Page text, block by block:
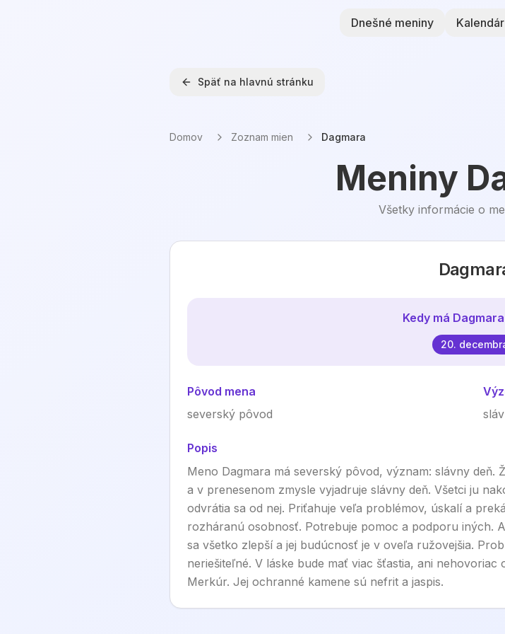
Dnešné meniny Kalendár
Späť na hlavnú stránku
Domov Zoznam mien Dagmara
Meniny
Všetky informácie o
Kedy má Dagmara
20.
Pôvod mena
severský pôvod
Popis
Meno Dagmara má severský pôvod, význam: slávny deň.
a v prenesenom zmysle vyjadruje slávny deň. Všetci ju
odvrátia sa od nej. Priťahuje veľa problémov, úskalí a
rozháranú osobnosť. Potrebuje pomoc a podporu iných.
sa všetko zlepší a jej budúcnosť je v oveľa ružovejšia.
neriešiteľné. V láske bude mať viac šťastia, ani
Merkúr. Jej ochranné kamene sú nefrit a jaspis.